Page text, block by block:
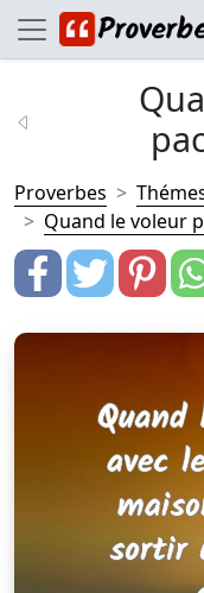
Proverbes
Quand le voleur